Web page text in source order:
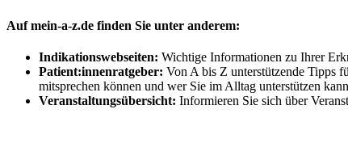
Auf mein-a-z.de finden Sie unter anderem:
Indikationswebseiten: Wichtige Informationen zu Ihrer
Patient:innenratgeber: Von A bis Z unterstützende Tipps
mitsprechen können und wer Sie im Alltag unterstützen
Veranstaltungsübersicht: Informieren Sie sich über